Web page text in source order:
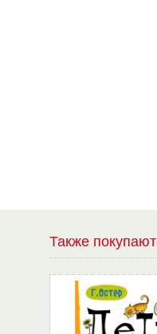
Также покупают